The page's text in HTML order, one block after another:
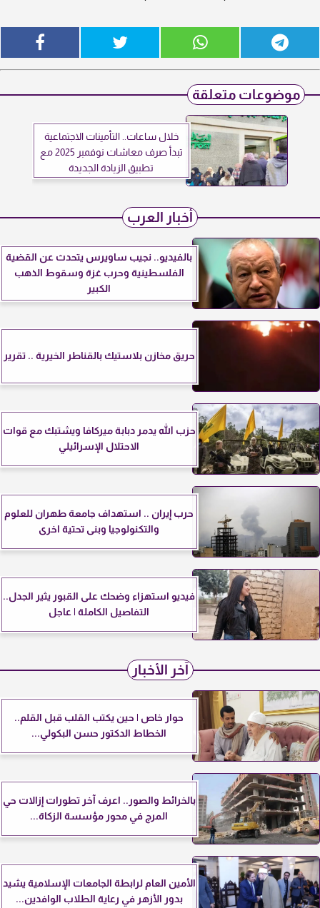
موضوعات متعلقة
خلال ساعات.. التأمينات الاجتماعية
تبدأ صرف معاشات نوفمبر 2025 مع
تطبيق الزيادة الجديدة
أخبار العرب
بالفيديو.. نجيب ساويرس يتحدث عن القضية
الفلسطينية وحرب غزة وسقوط الذهب
الكبير
حريق مخازن بلاستيك بالقناطر الخيرية .. تقرير
حزب الله يدمر دبابة ميركافا ويشتبك مع قوات
الاحتلال الإسرائيلي
حرب إيران .. استهداف جامعة طهران للعلوم
والتكنولوجيا وبنى تحتية اخرى
فيديو استهزاء وضحك على القبور يثير الجدل..
التفاصيل الكاملة | عاجل
آخر الأخبار
حوار خاص | حين يكتب القلب قبل القلم..
الخطاط الدكتور حسن البكولي...
بالخرائط والصور.. اعرف آخر تطورات إزالات حي
المرج في محور مؤسسة الزكاة...
الأمين العام لرابطة الجامعات الإسلامية يشيد
بدور الأزهر في رعاية الطلاب الوافدين...